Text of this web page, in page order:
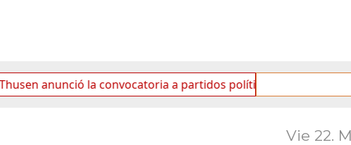
la convocatoria a partidos políticos por «ficha limpia»
Vie 22.